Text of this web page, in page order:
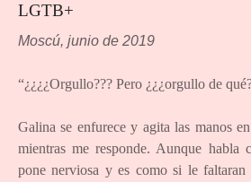
LGTB+
Moscú, junio de 2019
“¿¿¿¿Orgullo??? Pero ¿¿¿orgullo de
Galina se enfurece y agita las manos
mientras me responde. Aunque habla
pone nerviosa y es como si le faltaran